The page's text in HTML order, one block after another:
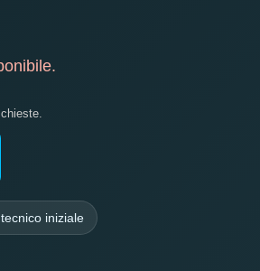
iniziale